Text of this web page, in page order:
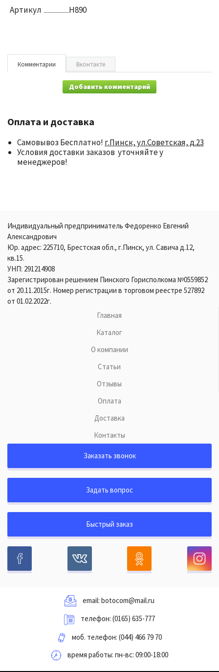
Артикул H890
Комментарии Вконтакте
Добавить комментарий
Оплата и доставка
Самовывоз Бесплатно! г.Пинск, ул.Советская, д.23
Условия доставки заказов уточняйте у
менеджеров!
Индивидуальный предприниматель Федоренко Евгений
Александрович
Юр. адрес: 225710, Брестская обл., г.Пинск, ул. Савича д.12,
кв.15.
УНП: 291214908
Зарегистрирован решением Пинского Горисполкома №0559852
от 20.11.2015г. Номер регистрации в торговом реестре 527892
от 01.02.2022г.
Главная
Каталог
О компании
Статьи
Отзывы
Оплата
Доставка
Контакты
Заказать звонок
Задать вопрос
Быстрый заказ
email: botocom@mail.ru
телефон: (0165) 635-777
моб. телефон: (044) 466 79 70
время работы: пн-вс: 09:00-18:00